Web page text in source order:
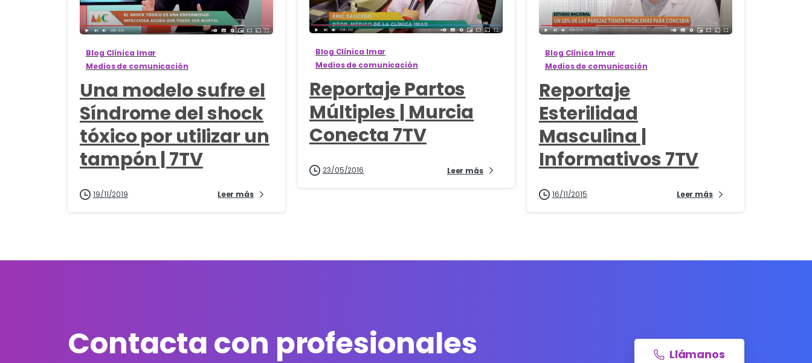
0
Blog Clínica Imar
Medios de comunicación
Una modelo sufre el
Síndrome del shock
tóxico por utilizar un
tampón | 7TV
19/11/2019 Leer más
0
Blog Clínica Imar
Medios de comunicación
Reportaje Partos
Múltiples | Murcia
Conecta 7TV
23/05/2016 Leer más
Blog Clínica Imar
Medios de comunicación
Reportaje
Esterilidad
Masculina |
Informativos 7TV
16/11/2015 Leer más
Contacta con profesionales Llámanos